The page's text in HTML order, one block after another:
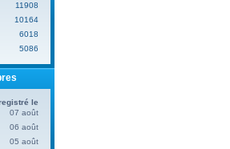
11908
10164
6018
5086
le
07 août
06 août
05 août